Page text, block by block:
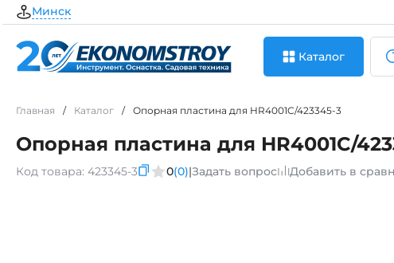
Минск
Каталог
Главная / Каталог / Опорная пластина для HR4001C/423345-3
Опорная пластина для HR4001C/
Код товара: 423345-3 0(0)|Задать вопрос Добавить в